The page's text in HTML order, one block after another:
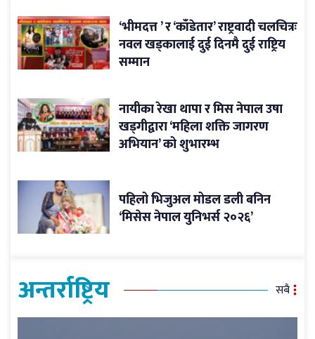
‘भीमदत्त ’ र ‘काँडेतार’ राष्ट्रवादी चलचित्रः
नवल खड्कालाई दुई दिनमै दुई राष्ट्रिय
सम्मान
नायीका रेखा थापा र मिस नेपाल उषा
खड्गीद्वारा ‘महिला शक्ति जागरण
अभियान’ को शुभारम्भ
पहिलो भिजुअल मोडल डली बनिन
‘मिसेस नेपाल युनिभर्स २०२६’
अन्तर्राष्ट्रिय सबै